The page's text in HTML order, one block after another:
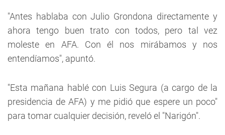
"Antes hablaba con Julio Grondona directamente y
ahora tengo buen trato con todos, pero tal vez
moleste en AFA. Con él nos mirábamos y nos
entendíamos", apuntó.
"Esta mañana hablé con Luis Segura (a cargo de la
presidencia de AFA) y me pidió que espere un poco"
para tomar cualquier decisión, reveló el "Narigón".